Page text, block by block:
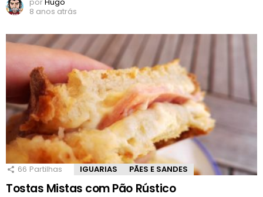
8 anos atrás
66 Partilhas IGUARIAS PÃES E SANDES
Tostas Mistas com Pão Rústico